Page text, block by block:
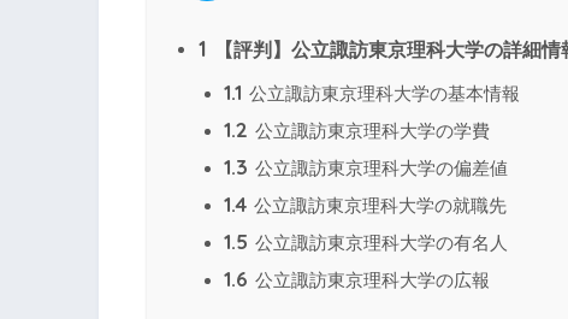
1 【評判】公立諏訪東京理科大学の詳細情
1.1 公立諏訪東京理科大学の基本情報
1.2 公立諏訪東京理科大学の学費
1.3 公立諏訪東京理科大学の偏差値
1.4 公立諏訪東京理科大学の就職先
1.5 公立諏訪東京理科大学の有名人
1.6 公立諏訪東京理科大学の広報